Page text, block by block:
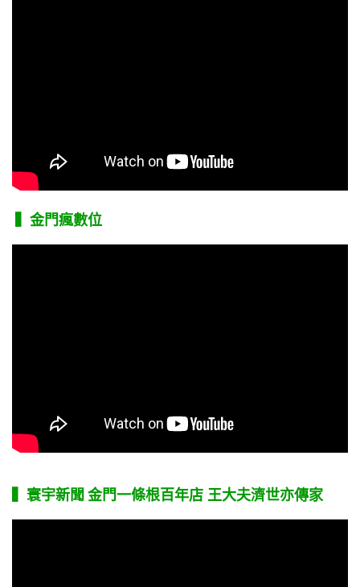
▍金門瘋數位
▍寰宇新聞 金門一條根百年店 王大夫濟世亦傳家